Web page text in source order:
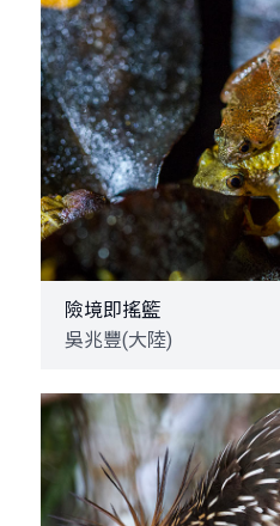
險境即搖籃
吳兆豐(大陸)